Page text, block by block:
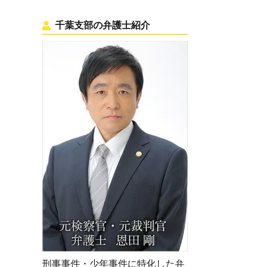
千葉支部の弁護士紹介
刑事事件・少年事件に特化した弁